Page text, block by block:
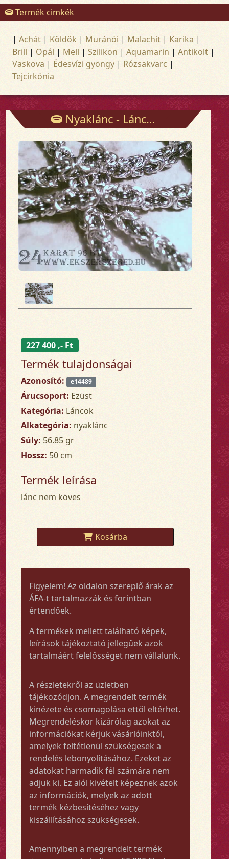
Termék cimkék
| Achát | Köldök | Muránói | Malachit | Karika |
Brill | Opál | Mell | Szilikon | Aquamarin | Antikolt |
Vaskova | Édesvízi gyöngy | Rózsakvarc |
Tejcirkónia
Nyaklánc - Láncok - Arany és ezüst ékszerek
227 400 ,- Ft
Termék tulajdonságai
Azonosító: e14489
Árucsoport: Ezüst
Kategória: Láncok
Alkategória: nyaklánc
Súly: 56.85 gr
Hossz: 50 cm
Termék leírása
lánc nem köves
Kosárba
Figyelem! Az oldalon szereplő árak az
ÁFA-t tartalmazzák és forintban
értendőek.
A termékek mellett található képek,
leírások tájékoztató jellegűek azok
tartalmáért felelősséget nem vállalunk.
A részletekről az üzletben
tájékozódjon. A megrendelt termék
kinézete és csomagolása ettől eltérhet.
Megrendeléskor kizárólag azokat az
információkat kérjük vásárlóinktól,
amelyek feltétlenül szükségesek a
rendelés lebonyolításához. Ezeket az
adatokat harmadik fél számára nem
adjuk ki. Ez alól kivételt képeznek azok
az információk, melyek az adott
termék kézbesítéséhez vagy
kiszállításához szükségesek.
Amennyiben a megrendelt termék